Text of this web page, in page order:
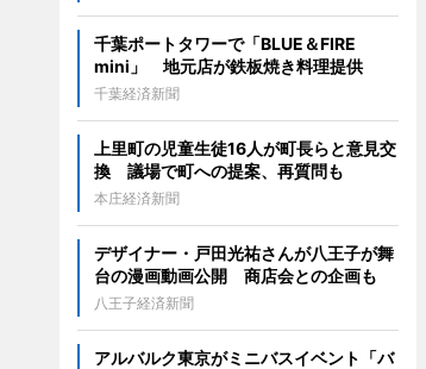
千葉ポートタワーで「BLUE＆FIRE
mini」 地元店が鉄板焼き料理提供
千葉経済新聞
上里町の児童生徒16人が町長らと意見交
換 議場で町への提案、再質問も
本庄経済新聞
デザイナー・戸田光祐さんが八王子が舞
台の漫画動画公開 商店会との企画も
八王子経済新聞
アルバルク東京がミニバスイベント「バ